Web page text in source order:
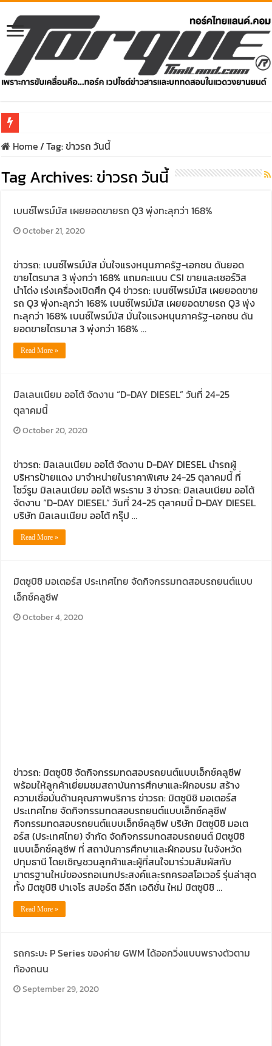
รีวิว Honda e:N1 EV 100% – SUV ไฟฟ้า 204 แรงม้า วิ่งไกล 500
รีวิว ลองขับ All New GWM HAVAL H6 ปรับโฉมหน้าใหม่หล่อ
รีวิว ลองขับรถกระบะรุ่นพิเศษ FORD RANGER MS-RT ครั้งแ
ขับ “NEW! ISUZU V-CROSS 4×4” ไปร่วมกันสร้างถนนขึ้นดอ
Audi Road to Korat ยกทัพขบวนอาวดี้กว่า 60 คัน เยี่ยมชม อาว
ขับ ฟอร์ด เรนเจอร์ บุกอีสาน กับกิจกรรม ‘ฟอร์ด เรนเจอร์ แ
ขับ ISUZU V-CROSS 4X4 ลุยลาวใต้ พิสูจน์ตัวจริงทุกเส้นทาง
Home/Tag:ข่าวรถ วันนี้
Tag Archives: ข่าวรถ วันนี้
เบนซ์ไพรม์มัส เผยยอดขายรถ Q3 พุ่งทะลุกว่า 168%
October 21, 2020
ข่าวรถ: เบนซ์ไพรม์มัส มั่นใจแรงหนุนภาครัฐ-เอกชน ดันยอด
ขายไตรมาส 3 พุ่งกว่า 168% แถมคะแนน CSI ขายและเซอร์วิส
นำโด่ง เร่งเครื่องเปิดศึก Q4 ข่าวรถ: เบนซ์ไพรม์มัส เผยยอดขาย
รถ Q3 พุ่งทะลุกว่า 168% เบนซ์ไพรม์มัส เผยยอดขายรถ Q3 พุ่ง
ทะลุกว่า 168% เบนซ์ไพรม์มัส มั่นใจแรงหนุนภาครัฐ-เอกชน ดัน
ยอดขายไตรมาส 3 พุ่งกว่า 168% …
Read More »
มิลเลนเนียม ออโต้ จัดงาน “D-DAY DIESEL” วันที่ 24-25
ตุลาคมนี้
October 20, 2020
ข่าวรถ: มิลเลนเนียม ออโต้ จัดงาน D-DAY DIESEL นำรถผู้
บริหารป้ายแดง มาจำหน่ายในราคาพิเศษ 24-25 ตุลาคมนี้ ที่
โชว์รูม มิลเลนเนียม ออโต้ พระราม 3 ข่าวรถ: มิลเลนเนียม ออโต้
จัดงาน “D-DAY DIESEL” วันที่ 24-25 ตุลาคมนี้ D-DAY DIESEL
บริษัท มิลเลนเนียม ออโต้ กรุ๊ป …
Read More »
มิตซูบิชิ มอเตอร์ส ประเทศไทย จัดกิจกรรมทดสอบรถยนต์แบบ
เอ็กซ์คลูซีฟ
October 4, 2020
ข่าวรถ: มิตซูบิชิ จัดกิจกรรมทดสอบรถยนต์แบบเอ็กซ์คลูซีฟ
พร้อมให้ลูกค้าเยี่ยมชมสถาบันการศึกษาและฝึกอบรม สร้าง
ความเชื่อมั่นด้านคุณภาพบริการ ข่าวรถ: มิตซูบิชิ มอเตอร์ส
ประเทศไทย จัดกิจกรรมทดสอบรถยนต์แบบเอ็กซ์คลูซีฟ
กิจกรรมทดสอบรถยนต์แบบเอ็กซ์คลูซีฟ บริษัท มิตซูบิชิ มอเต
อร์ส (ประเทศไทย) จำกัด จัดกิจกรรมทดสอบรถยนต์ มิตซูบิชิ
แบบเอ็กซ์คลูซีฟ ที่ สถาบันการศึกษาและฝึกอบรม ในจังหวัด
ปทุมธานี โดยเชิญชวนลูกค้าและผู้ที่สนใจมาร่วมสัมผัสกับ
มาตรฐานใหม่ของรถอเนกประสงค์และรถครอสโอเวอร์ รุ่นล่าสุด
ทั้ง มิตซูบิชิ ปาเจโร สปอร์ต อีลีท เอดิชั่น ใหม่ มิตซูบิชิ …
Read More »
รถกระบะ P Series ของค่าย GWM ได้ออกวิ่งแบบพรางตัวตาม
ท้องถนน
September 29, 2020